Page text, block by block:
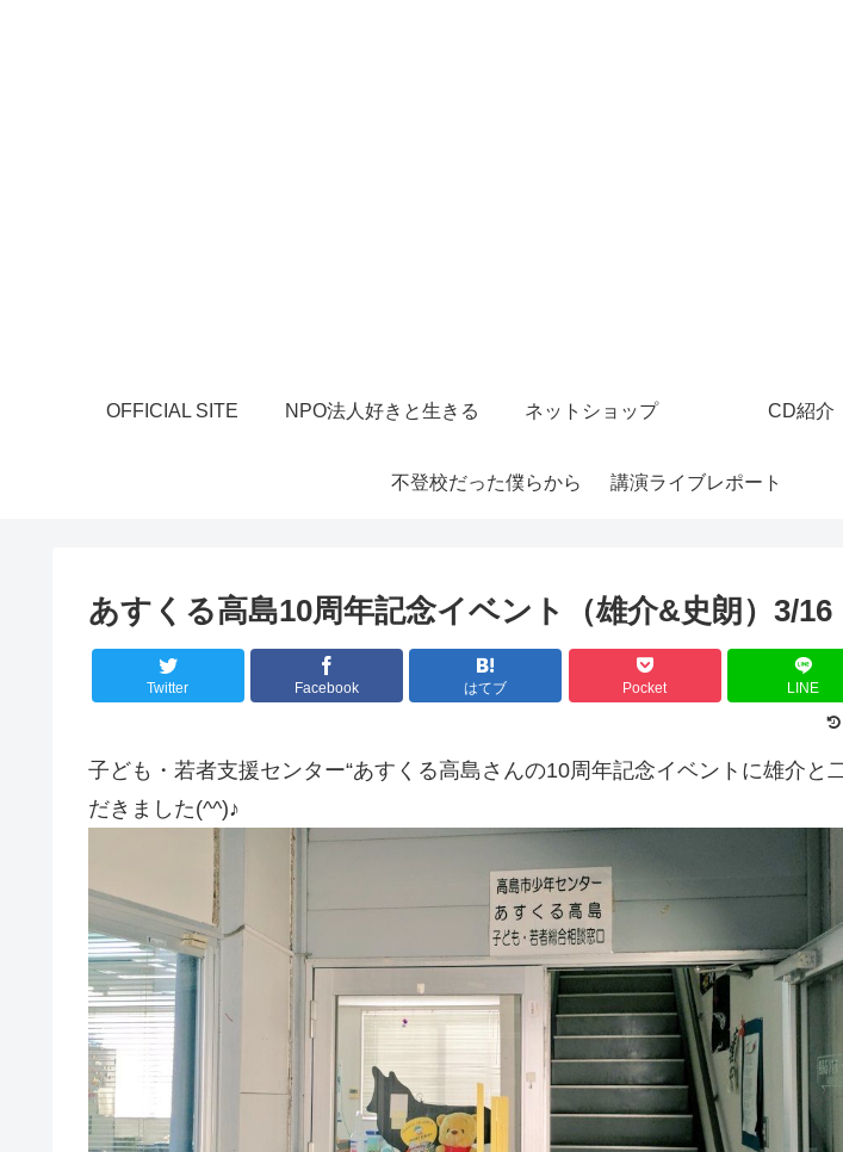
OFFICIAL SITE NPO法人好きと生きる ネットショップ CD紹介
不登校だった僕らから 講演ライブレポート
あすくる高島10周年記念イベント（雄介&史朗）3/16
Twitter Facebook はてブ Pocket LINE
子ども・若者支援センター“あすくる高島さんの10周年記念イベントに雄介と
だきました(^^)♪